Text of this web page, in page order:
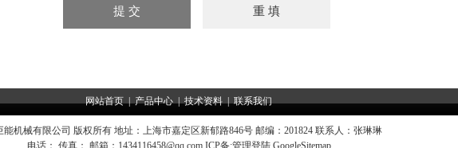
网站首页|产品中心|技术资料|联系我们
能机械有限公司 版权所有 地址：上海市嘉定区新郁路846号 邮编：201824 联系人：张琳琳
电话： 传真： 邮箱： 1434116458@qq.comICP备:管理登陆 GoogleSitemap